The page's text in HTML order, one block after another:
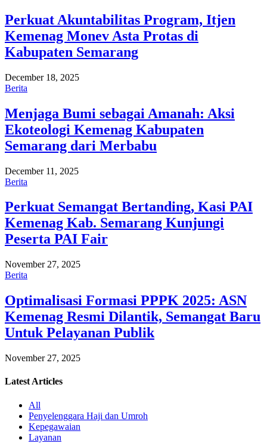
Perkuat Akuntabilitas Program, Itjen
Kemenag Monev Asta Protas di
Kabupaten Semarang
December 18, 2025
Berita
Menjaga Bumi sebagai Amanah: Aksi
Ekoteologi Kemenag Kabupaten
Semarang dari Merbabu
December 11, 2025
Berita
Perkuat Semangat Bertanding, Kasi PAI
Kemenag Kab. Semarang Kunjungi
Peserta PAI Fair
November 27, 2025
Berita
Optimalisasi Formasi PPPK 2025: ASN
Kemenag Resmi Dilantik, Semangat Baru
Untuk Pelayanan Publik
November 27, 2025
Latest Articles
All
Penyelenggara Haji dan Umroh
Kepegawaian
Layanan